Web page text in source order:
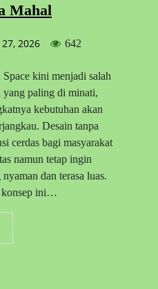
Mahal
2026 642
kini menjadi salah
yang paling di minati,
kebutuhan akan
Desain tanpa
cerdas bagi masyarakat
namun tetap ingin
dan terasa luas.
konsep ini…